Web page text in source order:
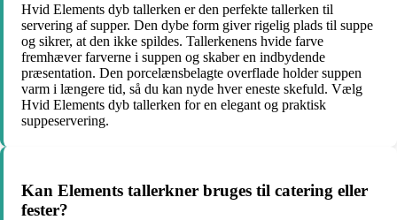
Hvid Elements dyb tallerken er den perfekte tallerken til
servering af supper. Den dybe form giver rigelig plads til suppe
og sikrer, at den ikke spildes. Tallerkenens hvide farve
fremhæver farverne i suppen og skaber en indbydende
præsentation. Den porcelænsbelagte overflade holder suppen
varm i længere tid, så du kan nyde hver eneste skefuld. Vælg
Hvid Elements dyb tallerken for en elegant og praktisk
suppeservering.
Kan Elements tallerkner bruges til catering eller
fester?